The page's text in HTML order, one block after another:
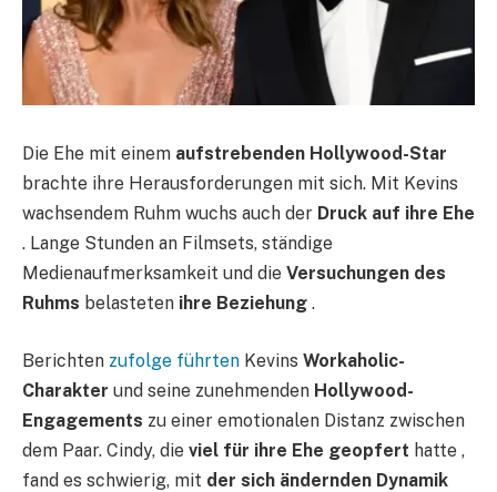
Die Ehe mit einem aufstrebenden Hollywood-Star
brachte ihre Herausforderungen mit sich. Mit Kevins
wachsendem Ruhm wuchs auch der Druck auf ihre Ehe
. Lange Stunden an Filmsets, ständige
Medienaufmerksamkeit und die Versuchungen des
Ruhms belasteten ihre Beziehung .
Berichten zufolge führten Kevins Workaholic-
Charakter und seine zunehmenden Hollywood-
Engagements zu einer emotionalen Distanz zwischen
dem Paar. Cindy, die viel für ihre Ehe geopfert hatte ,
fand es schwierig, mit der sich ändernden Dynamik